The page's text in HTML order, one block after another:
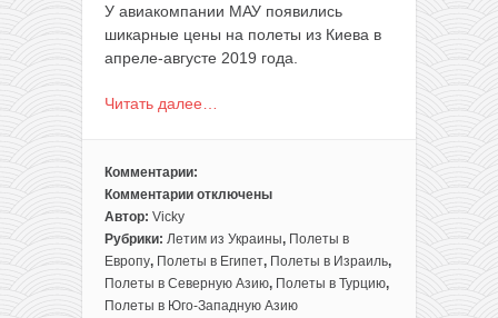
У авиакомпании МАУ появились
шикарные цены на полеты из Киева в
апреле-августе 2019 года.
Читать далее…
Комментарии:
Комментарии
к
записи
Раннее
бронирование
от
отключены
Автор: Vicky
Рубрики: Летим из Украины, Полеты в
Европу, Полеты в Египет, Полеты в Израиль,
Полеты в Северную Азию, Полеты в Турцию,
Полеты в Юго-Западную Азию